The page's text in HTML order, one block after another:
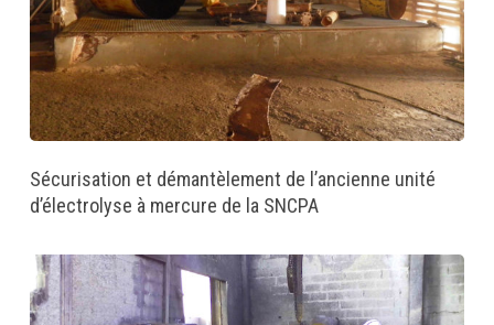
Sécurisation et démantèlement de l’ancienne unité
d’électrolyse à mercure de la SNCPA